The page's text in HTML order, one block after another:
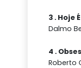
3 . Hoje
Dalmo
4 .
Roberto